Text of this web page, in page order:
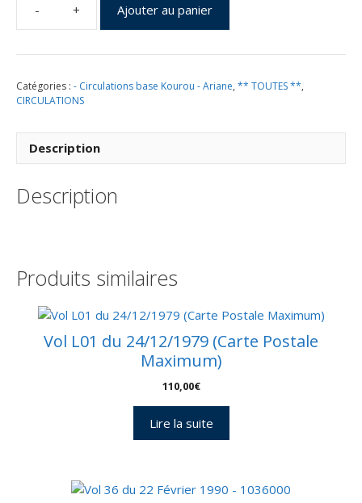
quantité
de
Lancement
551
Kourou
3
–
Ajouter au panier
Catégories : - Circulations base Kourou - Ariane, ** TOUTES **,
CIRCULATIONS
Description
Description
Produits similaires
Vol L01 du 24/12/1979 (Carte Postale
Maximum)
110,00€
Lire la suite